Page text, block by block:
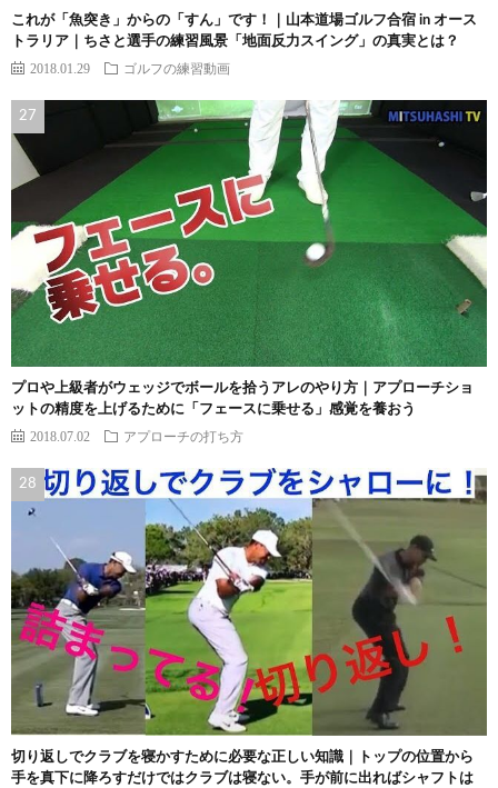
これが「魚突き」からの「すん」です！｜山本道場ゴルフ合宿 in オース
トラリア｜ちさと選手の練習風景「地面反力スイング」の真実とは？
2018.01.29 ゴルフの練習動画
プロや上級者がウェッジでボールを拾うアレのやり方｜アプローチショ
ットの精度を上げるために「フェースに乗せる」感覚を養おう
2018.07.02 アプローチの打ち方
切り返しでクラブを寝かすために必要な正しい知識｜トップの位置から
手を真下に降ろすだけではクラブは寝ない。手が前に出ればシャフトは